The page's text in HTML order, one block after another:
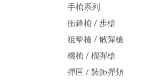
手槍系列
衝鋒槍 / 步槍
狙擊槍 / 散彈槍
機槍 / 榴彈槍
彈匣 / 裝飾彈類